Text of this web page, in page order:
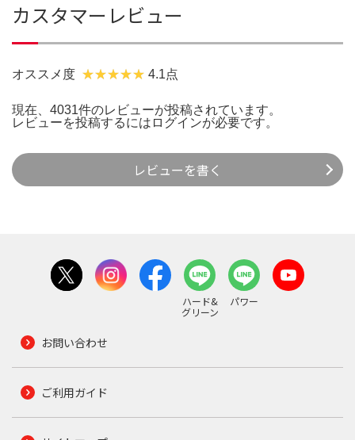
カスタマーレビュー
オススメ度 4.1点
現在、4031件のレビューが投稿されています。
レビューを投稿するには ログインが必要です。
レビューを書く
ハード&
グリーン
パワー
お問い合わせ
ご利用ガイド